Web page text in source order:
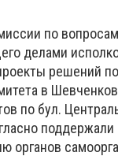
по
делами
решений
в
по бул.
органов